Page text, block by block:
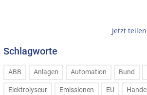
Jetzt teilen
Schlagworte
ABB Anlagen Automation Bund
Elektrolyseur Emissionen EU Handel